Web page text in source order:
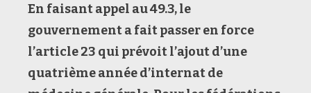
En faisant appel au49.3, le
gouvernement a fait passer en force
l’article 23 qui prévoit l’ajout d’une
quatrième année d’internat de